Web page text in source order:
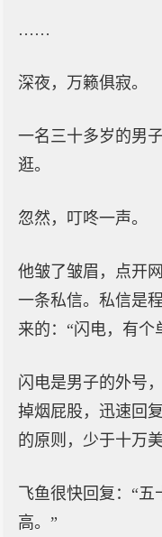
……
深夜，万籁俱寂。
一名三十多岁的男
逛。
忽然，叮咚一声。
他皱了皱眉，点开
一条私信。私信是
来的：“闪电，有个
闪电是男子的外号
掉烟屁股，迅速回
的原则，少于十万
飞鱼很快回复：“
高。”